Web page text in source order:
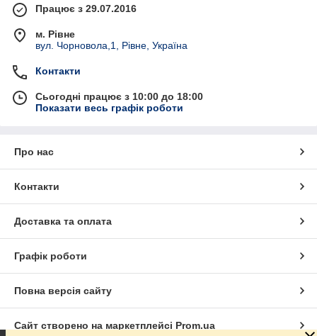
Працює з 29.07.2016
м. Рівне
вул. Чорновола,1, Рівне, Україна
Контакти
Сьогодні працює з 10:00 до 18:00
Показати весь графік роботи
Про нас
Контакти
Доставка та оплата
Графік роботи
Повна версія сайту
Сайт створено на маркетплейсі Prom.ua